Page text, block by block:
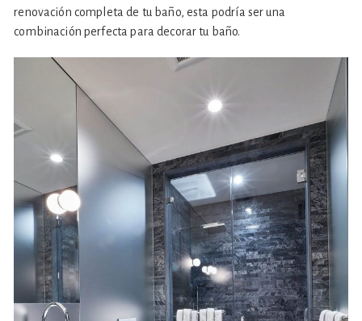
renovación completa de tu baño, esta podría ser una
combinación perfecta para decorar tu baño.